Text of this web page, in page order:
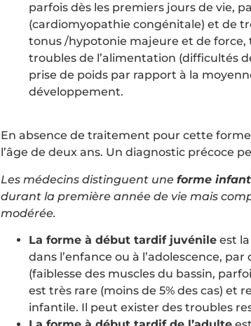
parfois dès les premiers jours de vie,
(cardiomyopathie congénitale) et de
tonus /hypotonie majeure et de force,
troubles de l’alimentation (difficultés
prise de poids par rapport à la
développement.
En absence de traitement pour cette
l’âge de deux ans. Un diagnostic précoce
Les médecins distinguent uneforme
durant la première année de vie mais
modérée.
La forme à début tardif juvénile est
dans l’enfance ou à l’adolescence,
(faiblesse des muscles du bassin,
est très rare (moins de 5% des cas)
infantile. Il peut exister des troubles